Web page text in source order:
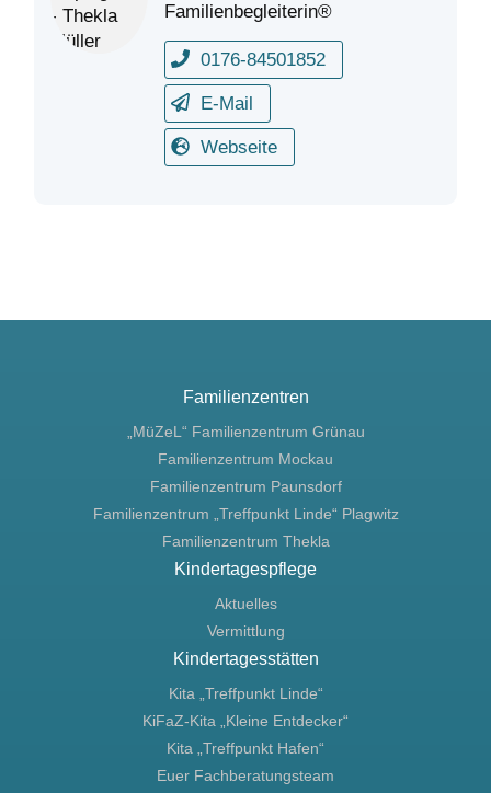
Familienbegleiterin®
0176-84501852
E-Mail
Webseite
Familienzentren
„MüZeL“ Familienzentrum Grünau
Familienzentrum Mockau
Familienzentrum Paunsdorf
Familienzentrum „Treffpunkt Linde“ Plagwitz
Familienzentrum Thekla
Kindertagespflege
Aktuelles
Vermittlung
Kindertagesstätten
Kita „Treffpunkt Linde“
KiFaZ-Kita „Kleine Entdecker“
Kita „Treffpunkt Hafen“
Euer Fachberatungsteam